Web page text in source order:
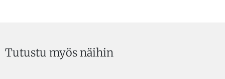
Tutustu myös näihin